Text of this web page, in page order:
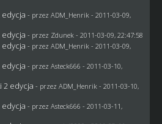
edycja - przez ADM_Henrik - 2011-03-09,
edycja - przez Zdunek - 2011-03-09, 22:47:58
edycja - przez ADM_Henrik - 2011-03-09,
edycja - przez Asteck666 - 2011-03-10,
2 edycja - przez ADM_Henrik - 2011-03-10,
edycja - przez Asteck666 - 2011-03-11,